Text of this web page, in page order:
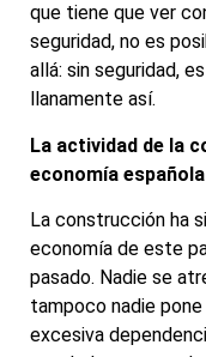
que tiene que ver
seguridad, no es
allá: sin seguridad,
llanamente así.
La actividad de la
economía española
La construcción ha
economía de este
pasado. Nadie se
tampoco nadie
excesiva